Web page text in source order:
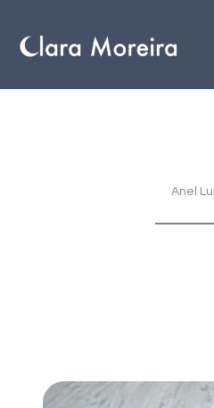
para
conteúdo
Anel